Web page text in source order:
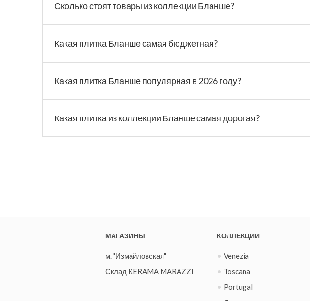
Сколько стоят товары из коллекции Бланше?
Какая плитка Бланше самая бюджетная?
Какая плитка Бланше популярная в 2026 году?
Какая плитка из коллекции Бланше самая дорогая?
МАГАЗИНЫ
м. "Измайловская"
Склад KERAMA MARAZZI
КОЛЛЕКЦИИ
Venezia
Toscana
Portugal